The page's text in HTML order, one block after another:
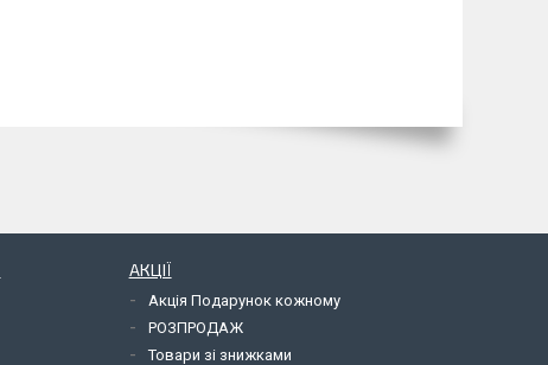
АКЦІЇ
Акція Подарунок кожному
РОЗПРОДАЖ
Товари зі знижками